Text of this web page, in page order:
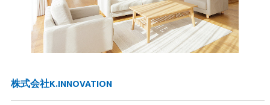
株式会社K.INNOVATION